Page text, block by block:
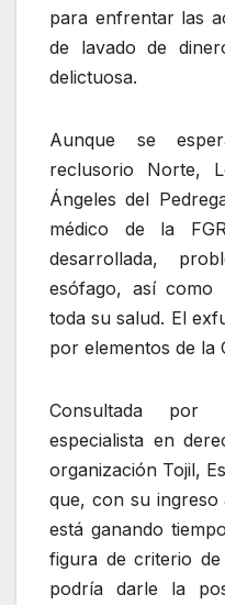
para enfrentar las
de lavado de
delictuosa.
Aunque se
reclusorio Norte,
Ángeles del
médico de la
desarrollada,
esófago, así como
toda su salud. El
por elementos de la
Consultada por
especialista en
organización Tojil,
que, con su
está ganando
figura de criterio
podría darle la